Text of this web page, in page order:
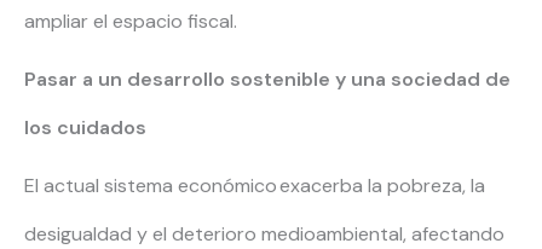
ampliar el espacio fiscal.
Pasar a un desarrollo sostenible y una sociedad de
los cuidados
El actual sistema económico exacerba la pobreza, la
desigualdad y el deterioro medioambiental, afectando